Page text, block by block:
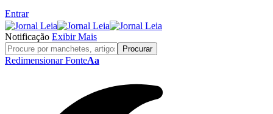
Entrar
Notificação Exibir Mais
Redimensionar FonteAa